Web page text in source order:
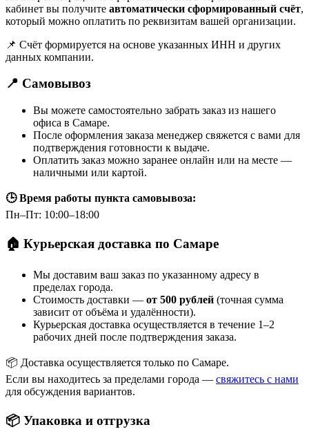
кабинет вы получите автоматически сформированный счёт,
который можно оплатить по реквизитам вашей организации.
📌 Счёт формируется на основе указанных ИНН и других
данных компании.
📍 Самовывоз
Вы можете самостоятельно забрать заказ из нашего
офиса в Самаре.
После оформления заказа менеджер свяжется с вами для
подтверждения готовности к выдаче.
Оплатить заказ можно заранее онлайн или на месте —
наличными или картой.
🕒 Время работы пункта самовывоза:
Пн–Пт: 10:00–18:00
🏠 Курьерская доставка по Самаре
Мы доставим ваш заказ по указанному адресу в
пределах города.
Стоимость доставки — от 500 рублей (точная сумма
зависит от объёма и удалённости).
Курьерская доставка осуществляется в течение 1–2
рабочих дней после подтверждения заказа.
📦 Доставка осуществляется только по Самаре.
Если вы находитесь за пределами города — свяжитесь с нами
для обсуждения вариантов.
📦 Упаковка и отгрузка